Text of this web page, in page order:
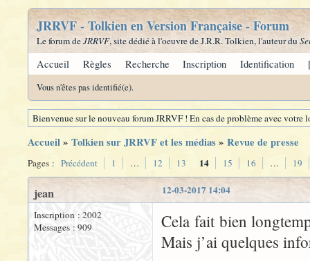
JRRVF - Tolkien en Version Française - Forum
Le forum deJRRVF, site dédié à l'oeuvre de J.R.R. Tolkien, l'auteur du
Accueil Règles Recherche Inscription Identification
Vous n'êtes pas identifié(e).
Bienvenue sur le nouveau forum JRRVF ! En cas de problème avec
Accueil» Tolkien sur JRRVF et les médias» Revue de presse
Pages : Précédent 1 … 12 13 14 15 16 … 19
12-03-2017 14:04
jean
Inscription : 2002
Messages : 909
Cela fait bien
Mais j’ai quelques